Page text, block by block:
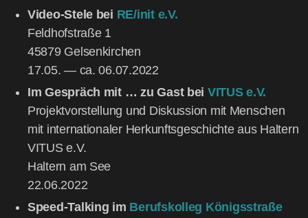
Video-Ste­le bei RE/init e.V.
Feld­hof­stra­ße 1
45879 Gel­sen­kir­chen
17.05. — ca. 06.07.2022
Im Gespräch mit … zu Gast bei VITUS e.V.
Pro­jekt­vor­stel­lung und Dis­kus­si­on mit Men­schen
mit inter­na­tio­na­ler Her­kunfts­ge­schich­te aus Hal­tern
VITUS e.V.
Hal­tern am See
22.06.2022
Speed-Tal­king im Berufs­kol­leg Königs­stra­ße